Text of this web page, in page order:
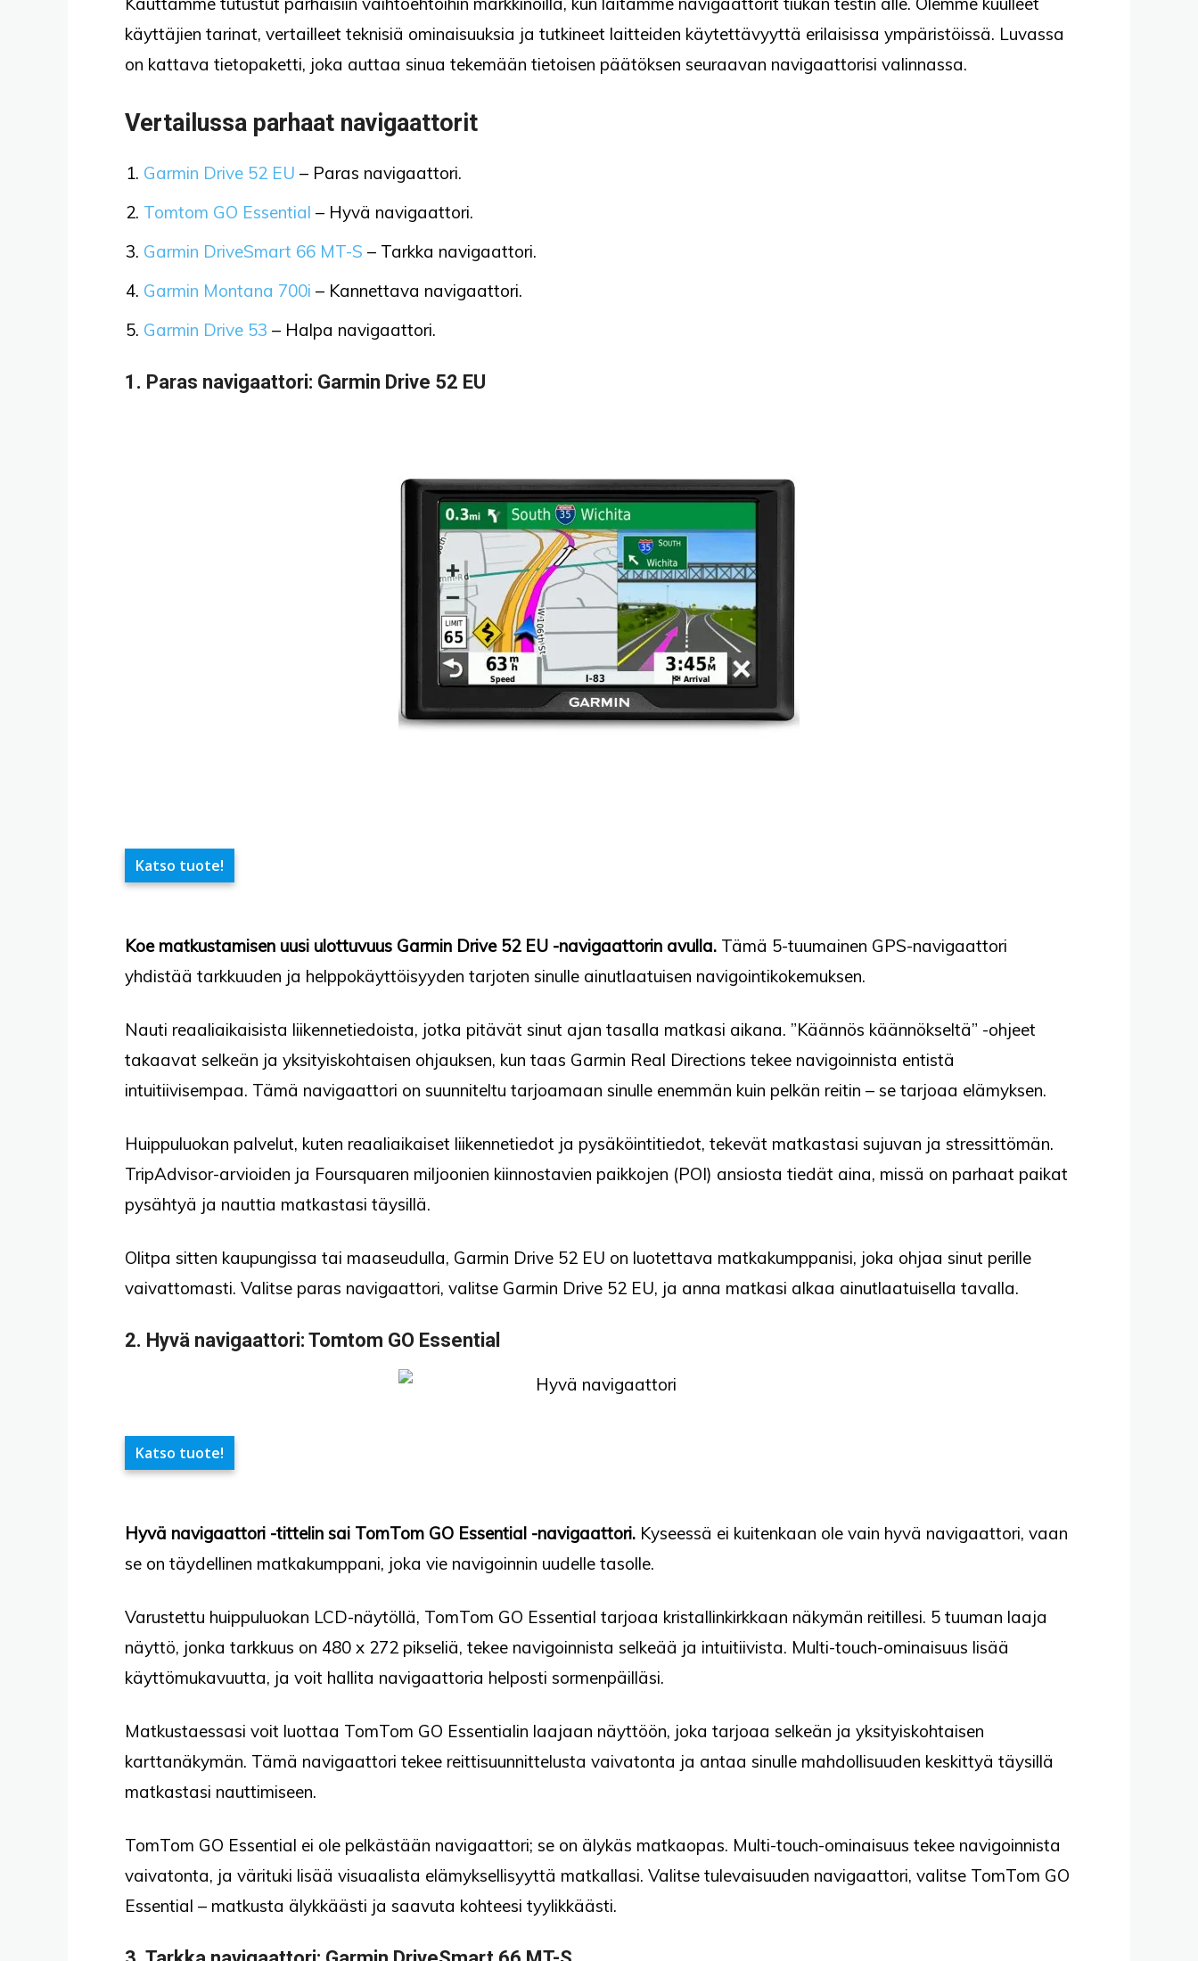
käyttäjien tarinat, vertailleet teknisiä ominaisuuksia ja tutkineet laitteiden käytettävyyttä erilaisissa ympäristöissä. Luvassa
on kattava tietopaketti, joka auttaa sinua tekemään tietoisen päätöksen seuraavan navigaattorisi valinnassa.
Vertailussa parhaat navigaattorit
Garmin Drive 52 EU – Paras navigaattori.
Tomtom GO Essential – Hyvä navigaattori.
Garmin DriveSmart 66 MT-S – Tarkka navigaattori.
Garmin Montana 700i – Kannettava navigaattori.
Garmin Drive 53 – Halpa navigaattori.
1. Paras navigaattori: Garmin Drive 52 EU
Katso tuote!
Koe matkustamisen uusi ulottuvuus Garmin Drive 52 EU -navigaattorin avulla. Tämä 5-tuumainen GPS-navigaattori
yhdistää tarkkuuden ja helppokäyttöisyyden tarjoten sinulle ainutlaatuisen navigointikokemuksen.
Nauti reaaliaikaisista liikennetiedoista, jotka pitävät sinut ajan tasalla matkasi aikana. ”Käännös käännökseltä” -ohjeet
takaavat selkeän ja yksityiskohtaisen ohjauksen, kun taas Garmin Real Directions tekee navigoinnista entistä
intuitiivisempaa. Tämä navigaattori on suunniteltu tarjoamaan sinulle enemmän kuin pelkän reitin – se tarjoaa elämyksen.
Huippuluokan palvelut, kuten reaaliaikaiset liikennetiedot ja pysäköintitiedot, tekevät matkastasi sujuvan ja stressittömän.
TripAdvisor-arvioiden ja Foursquaren miljoonien kiinnostavien paikkojen (POI) ansiosta tiedät aina, missä on parhaat paikat
pysähtyä ja nauttia matkastasi täysillä.
Olitpa sitten kaupungissa tai maaseudulla, Garmin Drive 52 EU on luotettava matkakumppanisi, joka ohjaa sinut perille
vaivattomasti. Valitse paras navigaattori, valitse Garmin Drive 52 EU, ja anna matkasi alkaa ainutlaatuisella tavalla.
2. Hyvä navigaattori: Tomtom GO Essential
Katso tuote!
Hyvä navigaattori -tittelin sai TomTom GO Essential -navigaattori. Kyseessä ei kuitenkaan ole vain hyvä navigaattori, vaan
se on täydellinen matkakumppani, joka vie navigoinnin uudelle tasolle.
Varustettu huippuluokan LCD-näytöllä, TomTom GO Essential tarjoaa kristallinkirkkaan näkymän reitillesi. 5 tuuman laaja
näyttö, jonka tarkkuus on 480 x 272 pikseliä, tekee navigoinnista selkeää ja intuitiivista. Multi-touch-ominaisuus lisää
käyttömukavuutta, ja voit hallita navigaattoria helposti sormenpäilläsi.
Matkustaessasi voit luottaa TomTom GO Essentialin laajaan näyttöön, joka tarjoaa selkeän ja yksityiskohtaisen
karttanäkymän. Tämä navigaattori tekee reittisuunnittelusta vaivatonta ja antaa sinulle mahdollisuuden keskittyä täysillä
matkastasi nauttimiseen.
TomTom GO Essential ei ole pelkästään navigaattori; se on älykäs matkaopas. Multi-touch-ominaisuus tekee navigoinnista
vaivatonta, ja värituki lisää visuaalista elämyksellisyyttä matkallasi. Valitse tulevaisuuden navigaattori, valitse TomTom GO
Essential – matkusta älykkäästi ja saavuta kohteesi tyylikkäästi.